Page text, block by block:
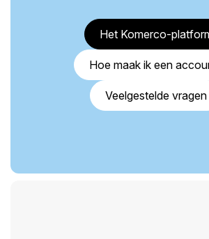
Het Komerco-
Hoe maak ik een
Veelgestelde vragen